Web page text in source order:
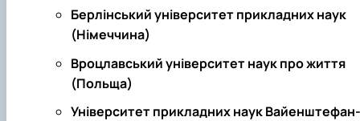
Берлінський університет прикладних наук
(Німеччина)
Вроцлавський університет наук про життя
(Польща)
Університет прикладних наук Вайенштефан-